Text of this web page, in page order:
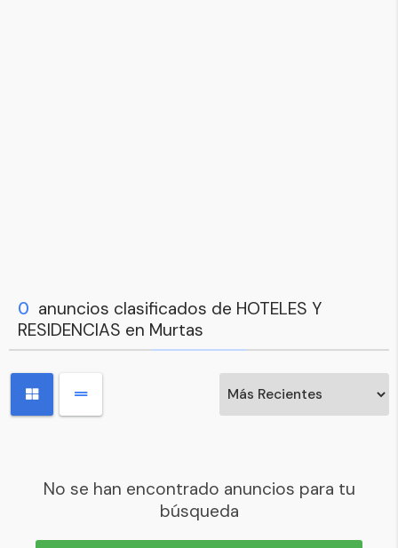
0 anuncios clasificados de HOTELES Y
RESIDENCIAS en Murtas
No se han encontrado anuncios para tu
búsqueda